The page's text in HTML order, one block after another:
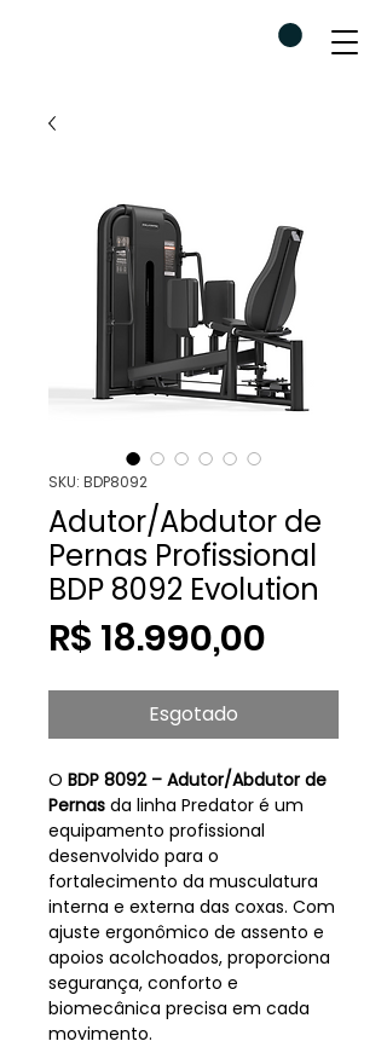
SKU: BDP8092
Adutor/Abdutor de
Pernas Profissional
BDP 8092 Evolution
R$ 18.990,00
Esgotado
O BDP 8092 – Adutor/Abdutor de
Pernas da linha Predator é um
equipamento profissional
desenvolvido para o
fortalecimento da musculatura
interna e externa das coxas. Com
ajuste ergonômico de assento e
apoios acolchoados, proporciona
segurança, conforto e
biomecânica precisa em cada
movimento.